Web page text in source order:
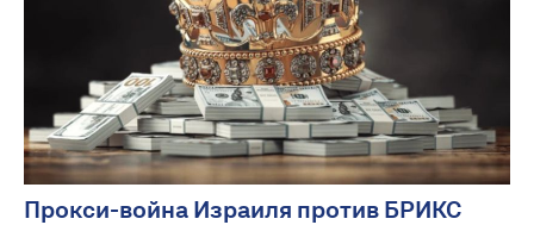
Прокси-война Израиля против БРИКС